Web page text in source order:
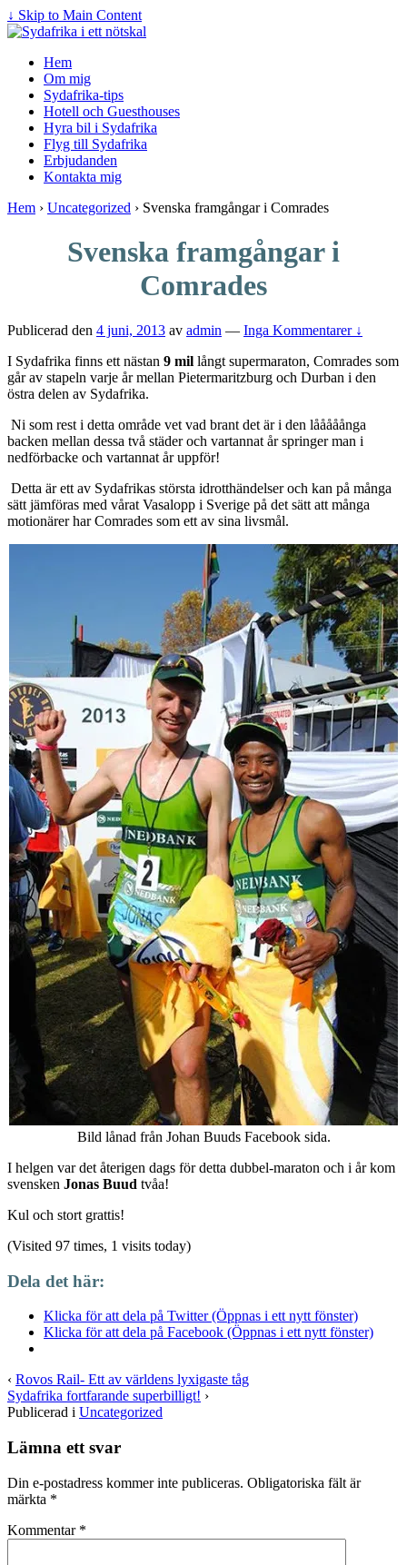
↓ Skip to Main Content
Hem
Om mig
Sydafrika-tips
Hotell och Guesthouses
Hyra bil i Sydafrika
Flyg till Sydafrika
Erbjudanden
Kontakta mig
Hem › Uncategorized › Svenska framgångar i Comrades
Svenska framgångar i
Comrades
Publicerad den 4 juni, 2013 av admin — Inga Kommentarer ↓
I Sydafrika finns ett nästan 9 mil långt supermaraton, Comrades som
går av stapeln varje år mellan Pietermaritzburg och Durban i den
östra delen av Sydafrika.
Ni som rest i detta område vet vad brant det är i den lååååånga
backen mellan dessa två städer och vartannat år springer man i
nedförbacke och vartannat år uppför!
Detta är ett av Sydafrikas största idrotthändelser och kan på många
sätt jämföras med vårat Vasalopp i Sverige på det sätt att många
motionärer har Comrades som ett av sina livsmål.
Bild lånad från Johan Buuds Facebook sida.
I helgen var det återigen dags för detta dubbel-maraton och i år kom
svensken Jonas Buud tvåa!
Kul och stort grattis!
(Visited 97 times, 1 visits today)
Dela det här:
Klicka för att dela på Twitter (Öppnas i ett nytt fönster)
Klicka för att dela på Facebook (Öppnas i ett nytt fönster)
‹ Rovos Rail- Ett av världens lyxigaste tåg
Sydafrika fortfarande superbilligt! ›
Publicerad i Uncategorized
Lämna ett svar
Din e-postadress kommer inte publiceras. Obligatoriska fält är
märkta *
Kommentar *